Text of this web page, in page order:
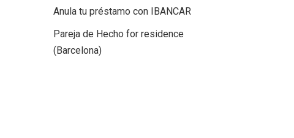
Anula tu préstamo con IBANCAR
Pareja de Hecho for residence
(Barcelona)